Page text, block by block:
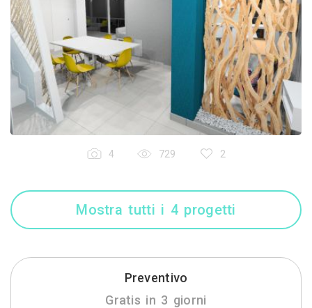
4 729 2
Mostra tutti i 4 progetti
Preventivo
Gratis in 3 giorni